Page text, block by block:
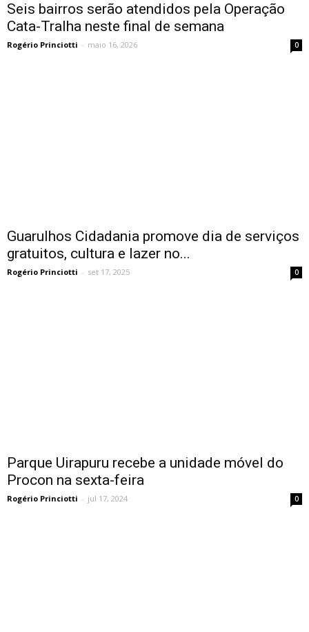
Seis bairros serão atendidos pela Operação
Cata-Tralha neste final de semana
Rogério Princiotti - maio 16, 2026 0
Guarulhos Cidadania promove dia de serviços
gratuitos, cultura e lazer no...
Rogério Princiotti - set 17, 2025 0
Parque Uirapuru recebe a unidade móvel do
Procon na sexta-feira
Rogério Princiotti - jul 17, 2024 0